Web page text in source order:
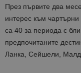
През първите два
интерес към чартърни
са 40 за периода с
предпочитаните
Ланка, Сейшели,